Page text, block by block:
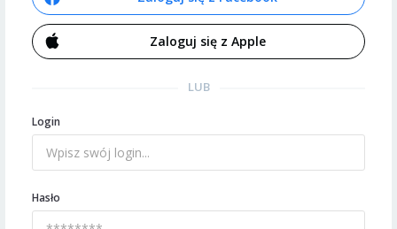
Zaloguj się z Apple
LUB
Login
Hasło